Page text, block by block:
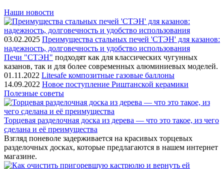
Наши новости
03.02.2025 Преимущества стальных печей 'СТЭН' для казанов:
надежность, долговечность и удобство использования
Печи "СТЭН" подходят как для классических чугунных
казанов, так и для более современных алюминиевых моделей.
01.11.2022 Litesafe композитные газовые баллоны
14.09.2022 Новое поступление Риштанской керамики
Полезные советы
Торцевая разделочная доска из дерева — что это такое, из чего
сделана и её преимущества
Взгляд поневоле задерживается на красивых торцевых
разделочных досках, которые предлагаются в нашем интернет
магазине.